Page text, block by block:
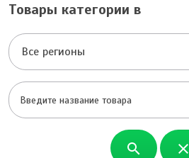
Товары категории в
Все регионы
search close